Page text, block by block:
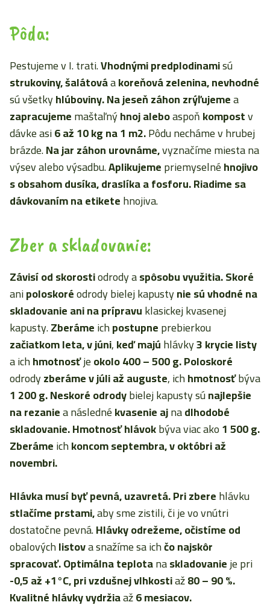
Pôda:
Pestujeme v I. trati.Vhodnými predplodinamisú
strukoviny, šalátováakoreňová zelenina, nevhodné
sú všetkyhlúboviny. Na jeseň záhon zrýľujemea
zapracujememaštaľnýhnoj aleboaspoňkompostv
dávke asi6 až 10 kg na 1 m2.Pôdu necháme v hrubej
brázde.Na jar záhon urovnáme,vyznačíme miesta na
výsev alebo výsadbu.Aplikujemepriemyselnéhnojivo
s obsahom dusíka, draslíka a fosforu. Riadime sa
dávkovaním na etiketehnojiva.
Zber a skladovanie:
Závisí od skorostiodrody aspôsobu využitia. Skoré
anipoloskoréodrody bielej kapustynie sú vhodné na
skladovanie ani na prípravuklasickej kvasenej
kapusty.Zberámeichpostupneprebierkou
začiatkom leta,v júni,keď majúhlávky3 krycie listy
a ichhmotnosťjeokolo 400 – 500 g. Poloskoré
odrodyzberáme v júli až auguste, ichhmotnosťbýva
1 200 g. Neskoré odrodybielej kapusty súnajlepšie
na rezaniea následnékvasenie ajnadlhodobé
skladovanie. Hmotnosť hlávokbýva viac ako1 500 g.
Zberámeichkoncom septembra, v októbri až
novembri.
Hlávka musí byť pevná, uzavretá. Pri zberehlávku
stlačíme prstami,aby sme zistili, či je vo vnútri
dostatočne pevná.Hlávky odrežeme, očistíme od
obalovýchlistova snažíme sa ichčo najskôr
spracovať. Optimálna teplotanaskladovanieje pri
-0,5 až +1°C, pri vzdušnej vlhkostiaž80 – 90 %.
Kvalitné hlávky vydržiaaž6 mesiacov.